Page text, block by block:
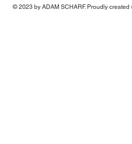
© 2023 by ADAM SCHARF. Proudly created